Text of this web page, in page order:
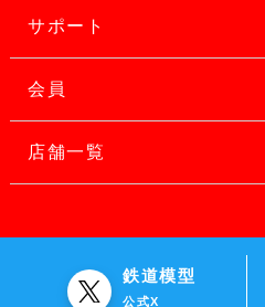
サポート
会員
店舗一覧
鉄道模型
公式X